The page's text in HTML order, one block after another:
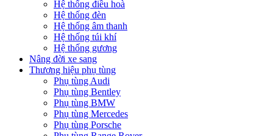
Hệ thống điều hoà
Hệ thống đèn
Hệ thống âm thanh
Hệ thống túi khí
Hệ thống gương
Nâng đời xe sang
Thương hiệu phụ tùng
Phụ tùng Audi
Phụ tùng Bentley
Phụ tùng BMW
Phụ tùng Mercedes
Phụ tùng Porsche